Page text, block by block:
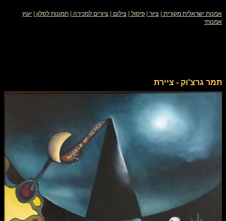
אמנות ישראלית מקורית ציור פיסול צילום ציורים למכירה תמונות לסלון
יעוץ
אמנותי
תמר גרצ'וק - ציירת